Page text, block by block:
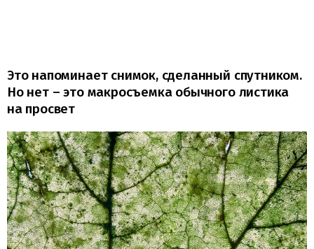
Это напоминает снимок, сделанный спутником.
Но нет – это макросъемка обычного листика
на просвет